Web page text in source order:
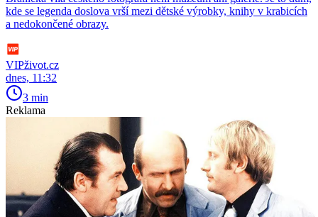
kde se legenda doslova vrší mezi dětské výrobky, knihy v krabicích
a nedokončené obrazy.
VIPživot.cz
dnes, 11:32
3 min
Reklama